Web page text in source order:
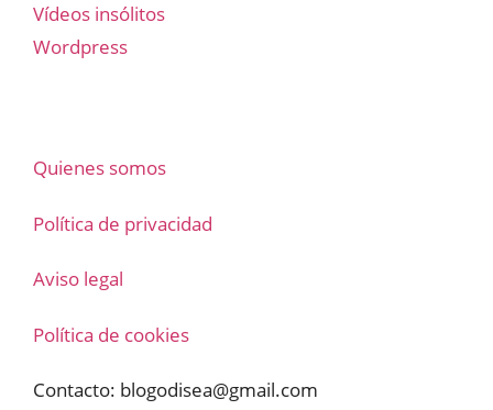
Vídeos insólitos
Wordpress
Quienes somos
Política de privacidad
Aviso legal
Política de cookies
Contacto: blogodisea@gmail.com